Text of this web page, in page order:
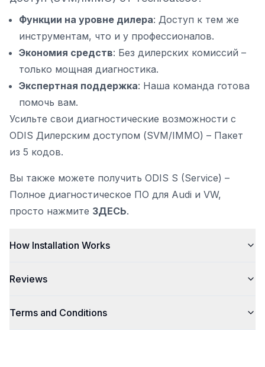
Функции на уровне дилера: Доступ к тем же
инструментам, что и у профессионалов.
Экономия средств: Без дилерских комиссий –
только мощная диагностика.
Экспертная поддержка: Наша команда готова
помочь вам.
Усильте свои диагностические возможности с
ODIS Дилерским доступом (SVM/IMMO) – Пакет
из 5 кодов.
Вы также можете получить ODIS S (Service) –
Полное диагностическое ПО для Audi и VW,
просто нажмите ЗДЕСЬ.
How Installation Works
Reviews
Terms and Conditions